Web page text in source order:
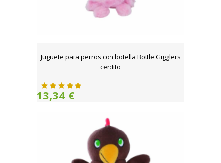
Juguete para perros con botella Bottle Gigglers
cerdito
13,34 €